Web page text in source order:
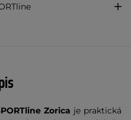
Zorica je praktická